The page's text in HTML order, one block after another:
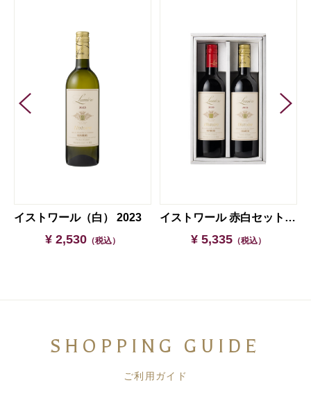
イストワール（白） 2023
¥ 2,530 （税込）
イストワール 赤白セット【ギフト箱入】
¥ 5,335 （税込）
SHOPPING GUIDE
ご利用ガイド